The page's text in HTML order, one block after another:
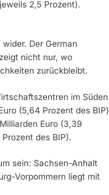
2,5 Prozent).
Der German
nicht nur, wo
zurückbleibt.
im Süden
(5,64 Prozent des BIP)
Euro (3,39
des BIP).
sein: Sachsen-Anhalt
Vorpommern liegt mit